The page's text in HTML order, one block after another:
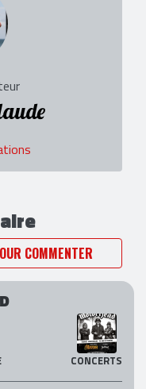
COMMENTER
CONCERTS